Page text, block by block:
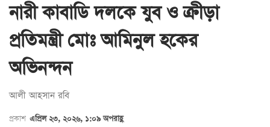
নারী কাবাডি দলকে যুব ও ক্রীড়া
প্রতিমন্ত্রী মোঃ আমিনুল হকের
অভিনন্দন
আলী আহসান র‌বি
প্রকাশ এপ্রিল ২৩, ২০২৬, ১:০৯ অপরাহ্ণ